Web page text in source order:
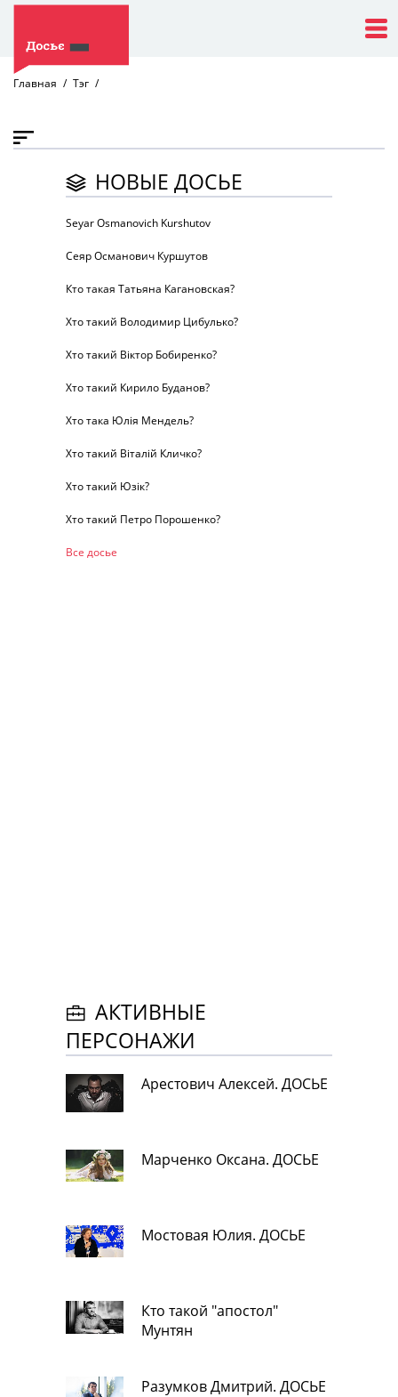
Главная Тэг
НОВЫЕ ДОСЬЕ
Seyar Osmanovich Kurshutov
Сеяр Османович Куршутов
Кто такая Татьяна Кагановская?
Хто такий Володимир Цибулько?
Хто такий Віктор Бобиренко?
Хто такий Кирило Буданов?
Хто така Юлія Мендель?
Хто такий Віталій Кличко?
Хто такий Юзік?
Хто такий Петро Порошенко?
Все досье
АКТИВНЫЕ
ПЕРСОНАЖИ
Арестович Алексей. ДОСЬЕ
Марченко Оксана. ДОСЬЕ
Мостовая Юлия. ДОСЬЕ
Кто такой "апостол"
Мунтян
Разумков Дмитрий. ДОСЬЕ